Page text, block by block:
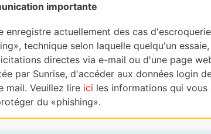
importante
enregistre actuellement des cas
technique selon laquelle quelqu'un
directes via e-mail ou d'une page
par Sunrise, d'accéder aux données login
mail. Veuillez lire ici les informations qui vous
du «phishing».